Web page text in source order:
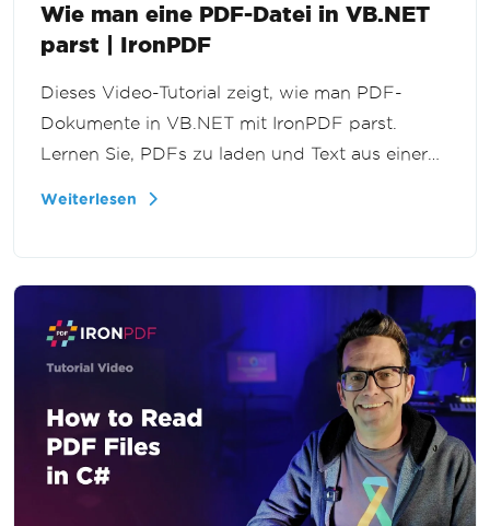
Wie man eine PDF-Datei in VB.NET
parst | IronPDF
Dieses Video-Tutorial zeigt, wie man PDF-
Dokumente in VB.NET mit IronPDF parst.
Lernen Sie, PDFs zu laden und Text aus einer
Weiterlesen